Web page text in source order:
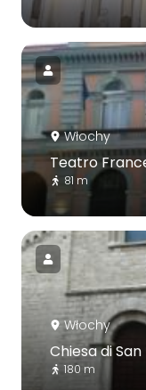
Włochy
Teatro
81 m
Włochy
Chiesa di
180 m